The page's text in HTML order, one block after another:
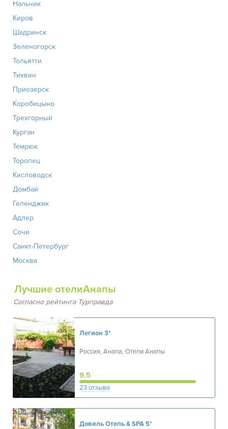
Нальчик
Киров
Шадринск
Зеленогорск
Тольятти
Тихвин
Приозерск
Коробицыно
Трехгорный
Курган
Темрюк
Торопец
Кисловодск
Домбай
Геленджик
Адлер
Сочи
Санкт-Петербург
Москва
Лучшие отелиАнапы
Согласно рейтинга Турправда
Легион 3*
Россия, Анапа, Отели Анапы
9,5
23 отзыва
Довиль Отель & SPA5*